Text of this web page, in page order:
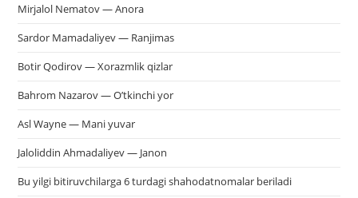
Mirjalol Nematov — Anora
Sardor Mamadaliyev — Ranjimas
Botir Qodirov — Xorazmlik qizlar
Bahrom Nazarov — O’tkinchi yor
Asl Wayne — Mani yuvar
Jaloliddin Ahmadaliyev — Janon
Bu yilgi bitiruvchilarga 6 turdagi shahodatnomalar beriladi